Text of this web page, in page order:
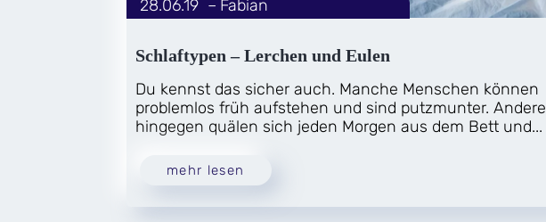
Schlaftypen – Lerchen und Eulen
Fabian
28.06.19
Du kennst das sicher auch. Manche Menschen können
problemlos früh aufstehen und sind putzmunter. Andere
hingegen quälen sich jeden Morgen aus dem Bett und...
mehr lesen